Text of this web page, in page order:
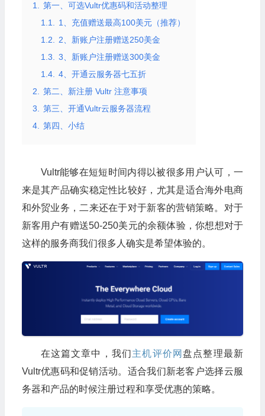
1.
第一、可选Vultr优惠码和活动整理
1.1.
1、充值赠送最高100美元（推荐）
1.2.
2、新账户注册赠送250美金
1.3.
3、新账户注册赠送300美金
1.4.
4、开通云服务器七五折
2.
第二、新注册 Vultr 注意事项
3.
第三、开通Vultr云服务器流程
4.
第四、小结
Vultr能够在短短时间内得以被很多用户认可，一
来是其产品确实稳定性比较好，尤其是适合海外电商
和外贸业务，二来还在于对于新客的营销策略。对于
新客用户有赠送50-250美元的余额体验，你想想对于
这样的服务商我们很多人确实是希望体验的。
在这篇文章中，我们主机评价网盘点整理最新
Vultr优惠码和促销活动。适合我们新老客户选择云服
务器和产品的时候注册过程和享受优惠的策略。